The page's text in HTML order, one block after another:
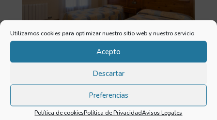
Utilizamos cookies para optimizar nuestro sitio web y nuestro servicio.
Acepto
Descartar
Preferencias
Política de cookiesPolítica de PrivacidadAvisos Legales